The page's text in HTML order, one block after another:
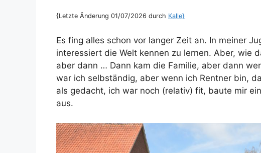
{Letzte Änderung 01/07/2026 durch Kalle}
Es fing alles schon vor langer Zeit an. In meiner
interessiert die Welt kennen zu lernen. Aber, wie
aber dann … Dann kam die Familie, aber dann
war ich selbständig, aber wenn ich Rentner bin,
als gedacht, ich war noch (relativ) fit, baute mir
aus.